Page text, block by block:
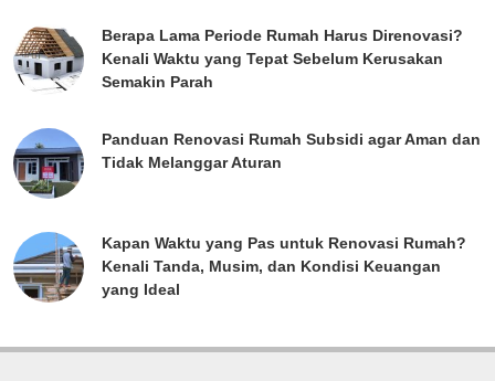
Berapa Lama Periode Rumah Harus Direnovasi?
Kenali Waktu yang Tepat Sebelum Kerusakan
Semakin Parah
Panduan Renovasi Rumah Subsidi agar Aman dan
Tidak Melanggar Aturan
Kapan Waktu yang Pas untuk Renovasi Rumah?
Kenali Tanda, Musim, dan Kondisi Keuangan
yang Ideal